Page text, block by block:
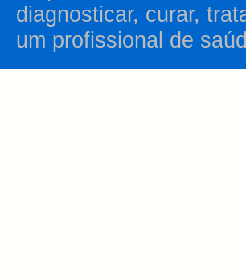
diagnosticar, curar,
um profissional de